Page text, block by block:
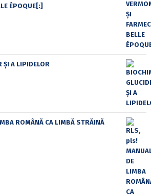
ÉPOQUE[:]
ȘI A LIPIDELOR
ROMÂNĂ CA LIMBĂ STRĂINĂ